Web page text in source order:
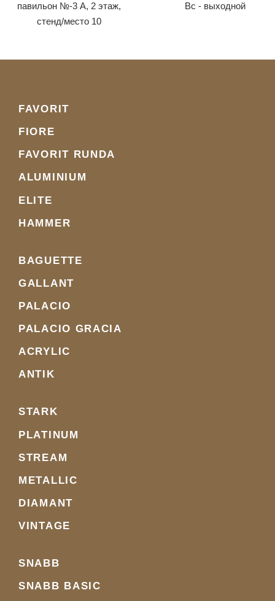
павильон №-3 А, 2 этаж,
стенд/место 10
Вс - выходной
FAVORIT
FIORE
FAVORIT RUNDA
ALUMINIUM
ELITE
HAMMER
BAGUETTE
GALLANT
PALACIO
PALACIO GRACIA
ACRYLIC
ANTIK
STARK
PLATINUM
STREAM
METALLIC
DIAMANT
VINTAGE
SNABB
SNABB BASIC